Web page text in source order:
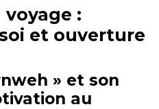
:
et ouverture
» et son
au